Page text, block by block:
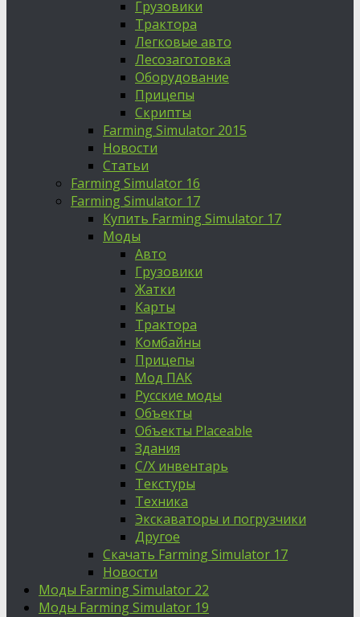
Грузовики
Трактора
Легковые авто
Лесозаготовка
Оборудование
Прицепы
Скрипты
Farming Simulator 2015
Новости
Статьи
Farming Simulator 16
Farming Simulator 17
Купить Farming Simulator 17
Моды
Авто
Грузовики
Жатки
Карты
Трактора
Комбайны
Прицепы
Мод ПАК
Русские моды
Объекты
Объекты Placeable
Здания
С/Х инвентарь
Текстуры
Техника
Экскаваторы и погрузчики
Другое
Скачать Farming Simulator 17
Новости
Моды Farming Simulator 22
Моды Farming Simulator 19